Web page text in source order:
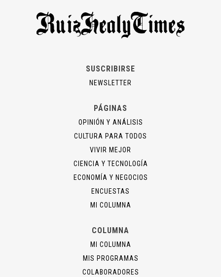
SUSCRIBIRSE
NEWSLETTER
PÁGINAS
OPINIÓN Y ANÁLISIS
CULTURA PARA TODOS
VIVIR MEJOR
CIENCIA Y TECNOLOGÍA
ECONOMÍA Y NEGOCIOS
ENCUESTAS
MI COLUMNA
COLUMNA
MI COLUMNA
MIS PROGRAMAS
COLABORADORES